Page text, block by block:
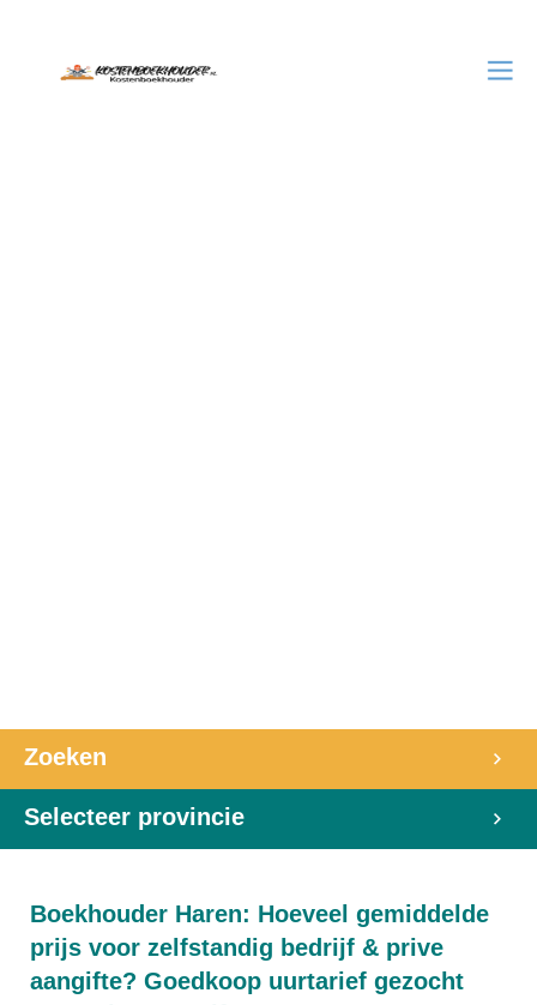
Zoeken
Selecteer provincie
Boekhouder Haren: Hoeveel gemiddelde
prijs voor zelfstandig bedrijf & prive
aangifte? Goedkoop uurtarief gezocht